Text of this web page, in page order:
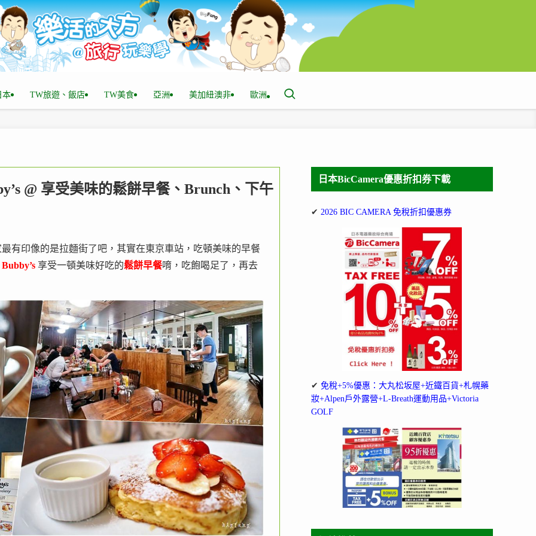
本 TW旅遊、飯店 TW美食 亞洲 美加紐澳非 歐洲
@ 享受美味的鬆餅早餐、Brunch、下午
有印像的是拉麵街了吧，其實在東京車站，吃頓美味的早餐
Bubby’s 享受一頓美味好吃的鬆餅早餐唷，吃飽喝足了，再去
日本BicCamera優惠折扣券下載
✔ 2026 BIC CAMERA 免稅折扣優惠券
✔ 免稅+5%優惠：大丸松坂屋+近鐵百貨+札幌藥
妝+Alpen戶外露營+L-Breath運動用品+Victoria
GOLF